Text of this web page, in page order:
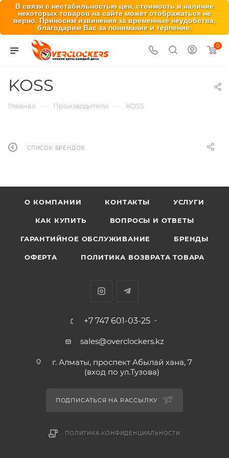
В связи с нестабильностью цен, стоимость и наличие
некоторых товаров на сайте может отображаться не
верно. Приносим извинения за временные неудобства,
благодарим Вас за понимание и терпение.
0
KOSS
Главная — Производители — KOSS
СПИСОК БРЕНДОВ
О КОМПАНИИ КОНТАКТЫ УСЛУГИ
КАК КУПИТЬ ВОПРОСЫ И ОТВЕТЫ
ГАРАНТИЙНОЕ ОБСЛУЖИВАНИЕ БРЕНДЫ
ОФЕРТА ПОЛИТИКА ВОЗВРАТА ТОВАРА
+7 747 601-03-25
sales@overclockers.kz
г. Алматы, проспект Абылай хана, 7
(вход по ул.Тузова)
ПОДПИСАТЬСЯ НА РАССЫЛКУ
ПОЛИТИКА КОНФИДЕНЦИАЛЬНОСТИ